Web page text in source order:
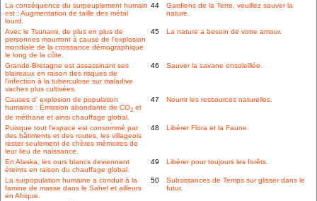
La conséquence du surpeuplement humain
est : Augmentation de taille des métal
lourd.
44
Gardiens de la Terre, veuillez sauver la
nature.
Avec le Tsunami, de plus en plus de
personnes mourront à cause de l'explosion
mondiale de la croissance démographique
le long de la côte.
45 La nature a besoin de votre amour.
Grande-Bretagne est assassinant ses
blaireaux en raison des risques de
l'infection à la tuberculose sur maladive
vaches plus cultivées.
46 Sauver la savane ensoleillée.
Causes d' explosion de population
humaine : Émission abondante de CO2 et
de méthane et ainsi chauffage global.
47 Nourrir les ressources naturelles.
Puisque tout l'espace est consommé par
des bâtiments et des routes, les villageois
rester seulement de chères mémoires de
leur lieu de naissance.
48 Libérer Flora et la Faune.
En Alaska, les ours blancs deviennent
éteints en raison du chauffage global.
49 Libérer pour toujours les forêts.
La surpopulation humaine a conduit à la
famine de masse dans le Sahel et ailleurs
en Afrique.
50
Subsistances de Temps sur glisser dans le
futur.